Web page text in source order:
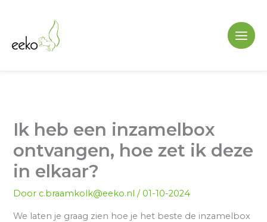
inhoud
Ik heb een inzamelbox
ontvangen, hoe zet ik deze
in elkaar?
Door c.braamkolk@eeko.nl/ 01-10-2024
We laten je graag zien hoe je het beste de inzamelbox